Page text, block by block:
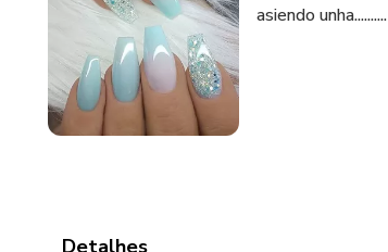
asiendo unha..........
Detalhes